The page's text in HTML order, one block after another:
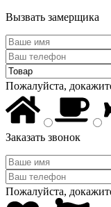
Вызвать замерщика
Пожалуйста,
Заказать звонок
Пожалуйста,